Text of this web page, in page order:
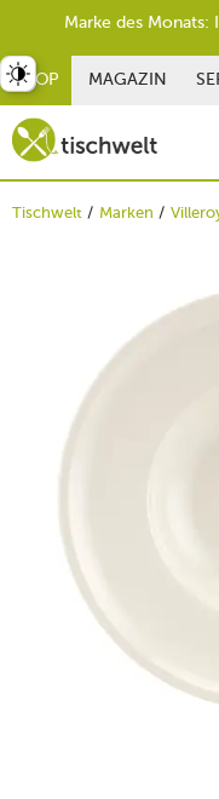
SHOP MAGAZIN
Tischwelt Marken
umschalten
Marke des Monats: